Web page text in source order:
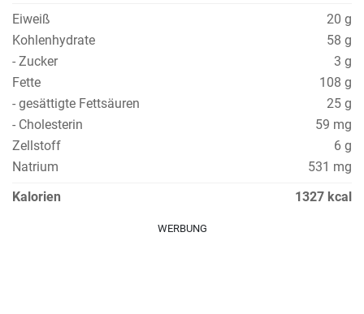
Eiweiß
20 g
Kohlenhydrate
58 g
- Zucker
3 g
Fette
108 g
- gesättigte Fettsäuren
25 g
- Cholesterin
59 mg
Zellstoff
6 g
Natrium
531 mg
Kalorien
1327 kcal
WERBUNG